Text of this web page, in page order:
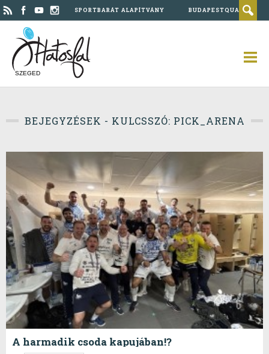
SPORTBARÁT ALAPÍTVÁNY BUDAPESTQUAD
SZEGED
BEJEGYZÉSEK - KULCSSZÓ: PICK_ARENA
A harmadik csoda kapujában!?